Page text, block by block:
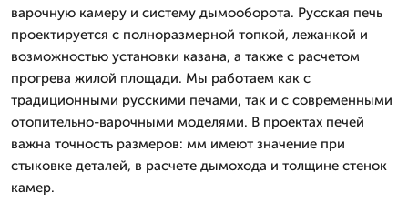
варочную камеру и систему дымооборота. Русская печь
проектируется с полноразмерной топкой, лежанкой и
возможностью установки казана, а также с расчетом
прогрева жилой площади. Мы работаем как с
традиционными русскими печами, так и с современными
отопительно-варочными моделями. В проектах печей
важна точность размеров: мм имеют значение при
стыковке деталей, в расчете дымохода и толщине стенок
камер.